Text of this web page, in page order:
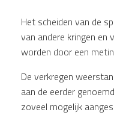
Het scheiden van de
van andere kringen en
worden door een
De verkregen
aan de eerder
zoveel mogelijk